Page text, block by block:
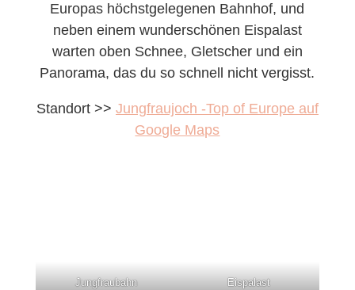
Europas höchstgelegenen Bahnhof, und
neben einem wunderschönen Eispalast
warten oben Schnee, Gletscher und ein
Panorama, das du so schnell nicht vergisst.
Standort >> Jungfraujoch -Top of Europe auf
Google Maps
Jungfraubahn Eispalast